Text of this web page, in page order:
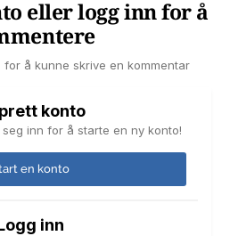
eller logg inn for å
å kunne skrive en kommentar
konto
inn for å starte en ny konto!
en konto
inn